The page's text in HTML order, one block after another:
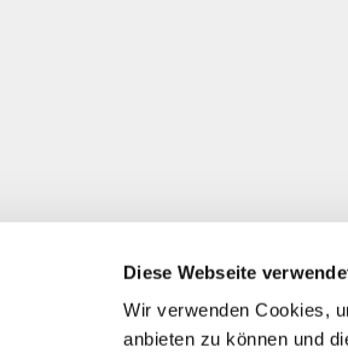
Diese Webseite
Wir verwenden Cookies,
anbieten zu können und